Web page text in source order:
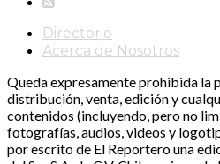
Directorio
Acerca de Nosotros
Queda expresamente prohibida la
distribución, venta, edición y
contenidos (incluyendo, pero no
fotografías, audios, videos y
por escrito de El Reportero una